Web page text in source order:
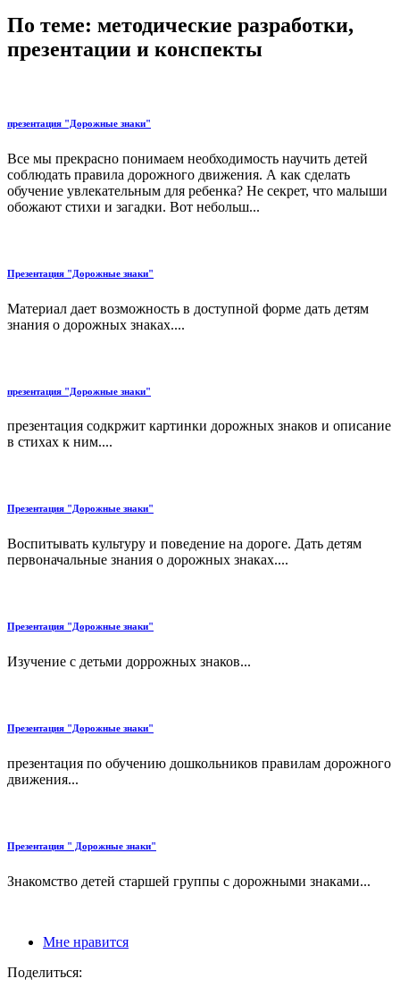
По теме: методические разработки,
презентации и конспекты
презентация "Дорожные знаки"
Все мы прекрасно понимаем необходимость научить детей
соблюдать правила дорожного движения. А как сделать
обучение увлекательным для ребенка? Не секрет, что малыши
обожают стихи и загадки. Вот небольш...
Презентация "Дорожные знаки"
Материал дает возможность в доступной форме дать детям
знания о дорожных знаках....
презентация "Дорожные знаки"
презентация содкржит картинки дорожных знаков и описание
в стихах к ним....
Презентация "Дорожные знаки"
Воспитывать культуру и поведение на дороге. Дать детям
первоначальные знания о дорожных знаках....
Презентация "Дорожные знаки"
Изучение с детьми доррожных знаков...
Презентация "Дорожные знаки"
презентация по обучению дошкольников правилам дорожного
движения...
Презентация " Дорожные знаки"
Знакомство детей старшей группы с дорожными знаками...
Мне нравится
Поделиться: